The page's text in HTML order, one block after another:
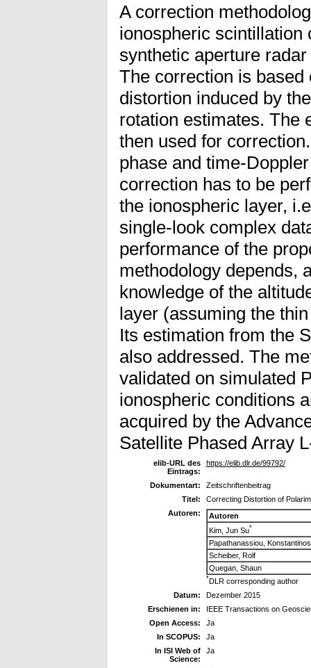
A correction
ionospheric scintillation
synthetic aperture
The correction is
distortion induced by
rotation estimates. The
then used for
phase and time-
correction has to be
the ionospheric layer,
single-look complex
performance of the
methodology depends,
knowledge of the
layer (assuming the
Its estimation from the
also addressed. The
validated on simulated
ionospheric conditions
acquired by the
Satellite Phased Array
elib-URL des
Eintrags:
https://elib.dlr.de/99792/
Dokumentart:
Zeitschriftenbeitrag
Titel:
Correcting Distortion of
Autoren:
Autoren
Kim, Jun Su*
Papathanassiou, Konstantinos
Scheiber, Rolf
Quegan, Shaun
*DLR corresponding author
Datum:
Dezember 2015
Erschienen in:
IEEE Transactions on
Open Access:
Ja
In SCOPUS:
Ja
In ISI Web of
Science:
Ja